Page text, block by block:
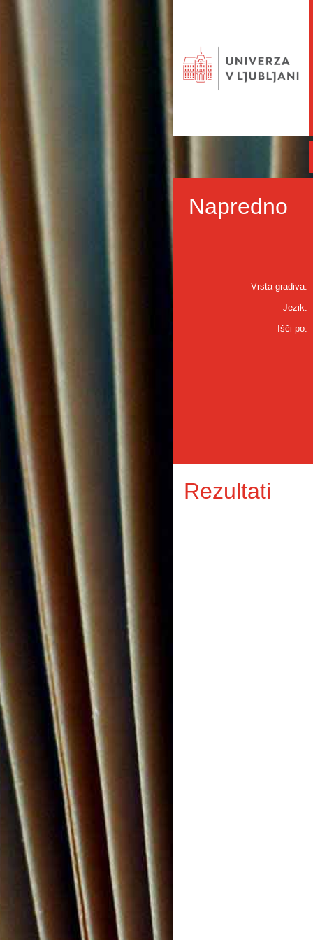
Napredno
Vrsta gradiva:
Jezik:
Išči po:
Rezultati